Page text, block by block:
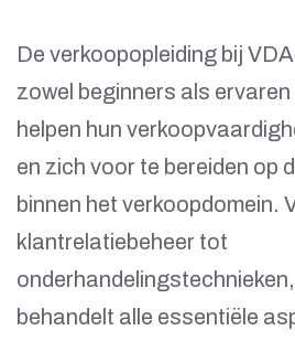
De verkoopopleiding bij
zowel beginners als
helpen hun
en zich voor te bereiden op
binnen het verkoopdomein.
klantrelatiebeheer tot
behandelt alle essentiële